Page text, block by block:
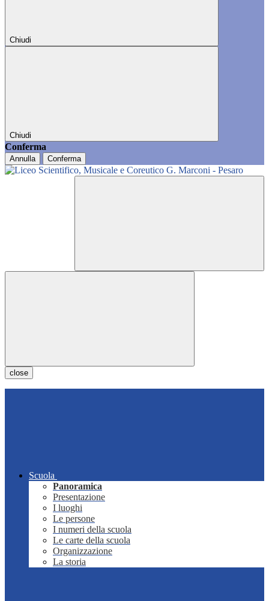
Chiudi
Chiudi
Conferma
Annulla Conferma
close
Scuola
Panoramica
Presentazione
I luoghi
Le persone
I numeri della scuola
Le carte della scuola
Organizzazione
La storia